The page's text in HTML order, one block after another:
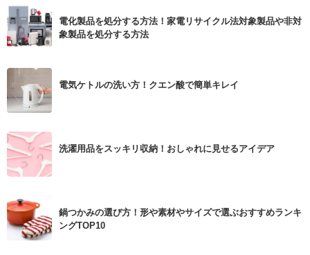
電化製品を処分する方法！家電リサイクル法対象製品や非対
象製品を処分する方法
電気ケトルの洗い方！クエン酸で簡単キレイ
洗濯用品をスッキリ収納！おしゃれに見せるアイデア
鍋つかみの選び方！形や素材やサイズで選ぶおすすめランキ
ングTOP10